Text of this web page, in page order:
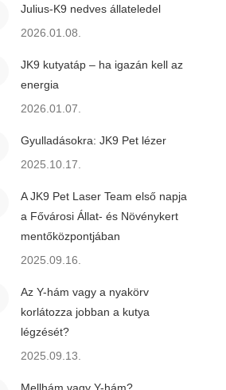
Julius-K9 nedves állateledel
2026.01.08.
JK9 kutyatáp – ha igazán kell az
energia
2026.01.07.
Gyulladásokra: JK9 Pet lézer
2025.10.17.
A JK9 Pet Laser Team első napja
a Fővárosi Állat- és Növénykert
mentőközpontjában
2025.09.16.
Az Y-hám vagy a nyakörv
korlátozza jobban a kutya
légzését?
2025.09.13.